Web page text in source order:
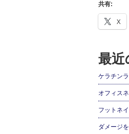
共有:
X
最
ケラチン
オフィス
フットネ
ダメージ